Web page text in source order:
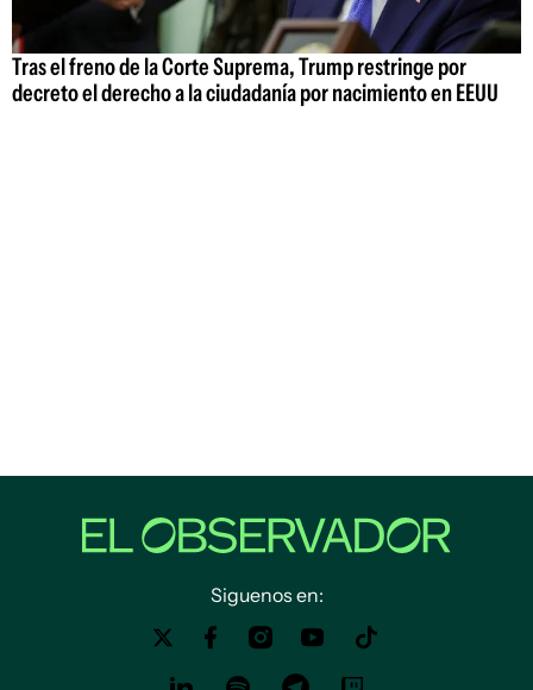
Tras el freno de la Corte Suprema, Trump restringe por
decreto el derecho a la ciudadanía por nacimiento en EEUU
Siguenos en: